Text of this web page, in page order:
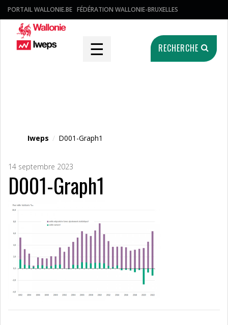
PORTAIL WALLONIE.BE FÉDÉRATION WALLONIE-BRUXELLES
☰ RECHERCHE
Iweps / D001-Graph1
14 septembre 2023
D001-Graph1